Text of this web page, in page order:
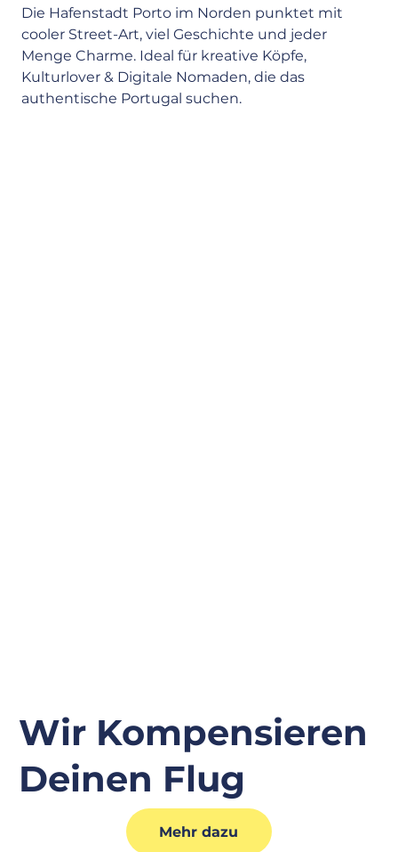
Wir Kompensieren
Deinen Flug
Mehr dazu
Die Hafenstadt Porto im Norden punktet mit
cooler Street-Art, viel Geschichte und jeder
Menge Charme. Ideal für kreative Köpfe,
Kulturlover & Digitale Nomaden, die das
authentische Portugal suchen.